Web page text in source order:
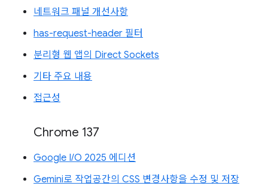
네트워크 패널 개선사항
has-request-header 필터
분리형 웹 앱의 Direct Sockets
기타 주요 내용
접근성
Chrome 137
Google I/O 2025 에디션
Gemini로 작업공간의 CSS 변경사항을 수정 및 저장